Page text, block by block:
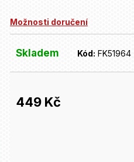
Možnosti doručení
Skladem Kód: FK51964
449 Kč
D
p
č